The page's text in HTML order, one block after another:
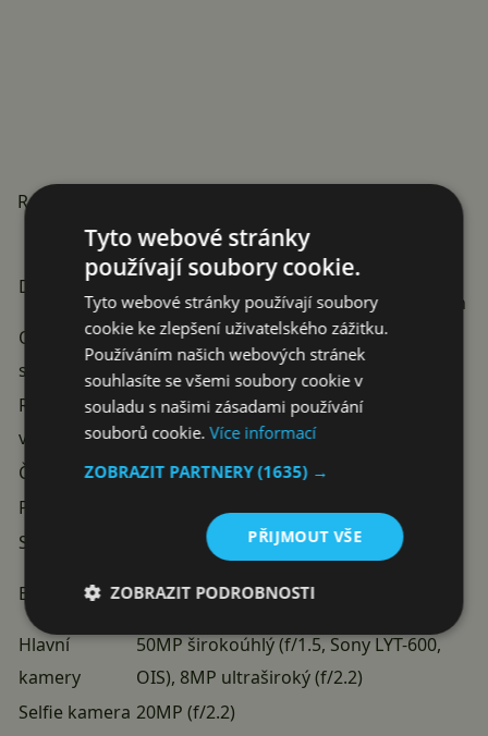
Redmi Turbo 4: Specifikace
Specifikace
Redmi Turbo 4
Displej
6,77″ LTPS OLED, 1220 x 2712, 120Hz,
3200 nitů (špička), HDR10+, Dolby Vision
Ochranné
sklo
Gorilla Glass 7i
Rozměry a
váha
161 × 75,2 × 8,1 mm, 203,5 gramů
Čipset
MediaTek Dimensity 8400-Ultra (4nm)
Paměť
12/16 GB RAM, 256/512GB UFS 4.0
Software
Android 15, HyperOS 2.0
Baterie
Hlavní
kamery
50MP širokoúhlý (f/1.5, Sony LYT-600,
OIS), 8MP ultraširoký (f/2.2)
Selfie kamera 20MP (f/2.2)
Tyto webové stránky
používají soubory cookie.
Tyto webové stránky používají soubory
cookie ke zlepšení uživatelského zážitku.
Používáním našich webových stránek
souhlasíte se všemi soubory cookie v
souladu s našimi zásadami používání
souborů cookie.Více informací
ZOBRAZIT PARTNERY(1635) →
PŘIJMOUT VŠE
ZOBRAZIT PODROBNOSTI